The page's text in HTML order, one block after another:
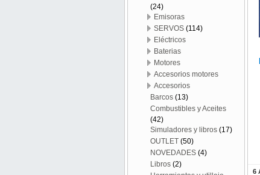
6
(24)
Emisoras
SERVOS (114)
Eléctricos
Baterias
Motores
Accesorios motores
Accesorios
Barcos (13)
Combustibles y Aceites
(42)
Simuladores y libros (17)
OUTLET (50)
NOVEDADES (4)
Libros (2)